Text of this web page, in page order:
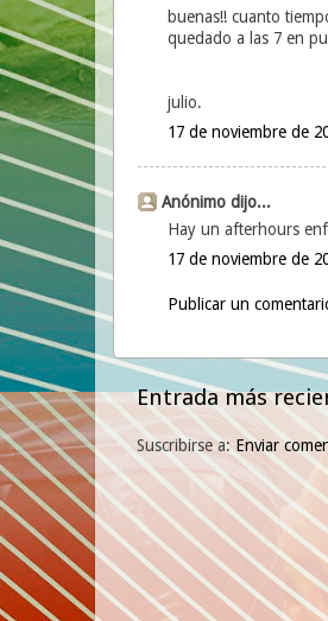
buenas!! cuanto
quedado a las 7 en
julio.
17 de noviembre de
Anónimo dijo...
Hay un afterhours
17 de noviembre de
Publicar un
Entrada más
Suscribirse a:Enviar